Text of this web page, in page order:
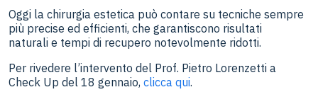
Oggi la chirurgia estetica può contare su tecniche sempre
più precise ed efficienti, che garantiscono risultati
naturali e tempi di recupero notevolmente ridotti.
Per rivedere l’intervento del Prof. Pietro Lorenzetti a
Check Up del 18 gennaio, clicca qui.